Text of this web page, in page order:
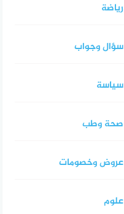
رياضة
سؤال وجواب
سياسة
صحة وطب
عروض وخصومات
علوم